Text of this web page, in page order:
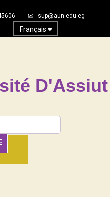
sup@aun.edu.eg
Français
D'Assiut